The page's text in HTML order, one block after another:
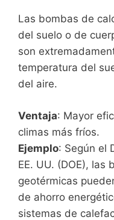
Las bombas de
del suelo o de
son
temperatura del
del aire.
Ventaja: Mayor
climas más fríos.
Ejemplo: Según el
EE. UU. (DOE), las
geotérmicas
de ahorro
sistemas de